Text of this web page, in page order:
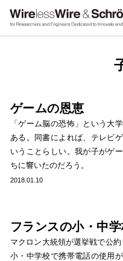
ゲームの恩恵
「ゲーム脳の恐怖」という大
ある。同書によれば、テレビ
いうことらしい。我が子がゲ
ちに響いたのだろう。
2018.01.10
フランスの小・中
マクロン大統領が選挙戦で公
小・中学校で携帯電話の使用